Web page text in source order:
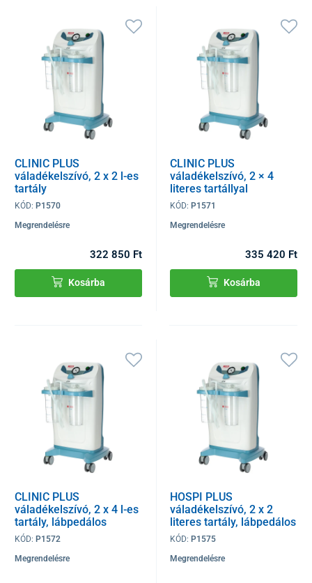
CLINIC PLUS
váladékelszívó, 2 x 2 l-es
tartály
KÓD: P1570
Megrendelésre
322 850 Ft
Kosárba
CLINIC PLUS
váladékelszívó, 2 × 4
literes tartállyal
KÓD:P1571
Megrendelésre
335 420 Ft
Kosárba
CLINIC PLUS
váladékelszívó, 2 x 4 l-es
tartály, lábpedálos
vezérléssel
KÓD: P1572
Megrendelésre
HOSPI PLUS
váladékelszívó, 2 x 2
literes tartály, lábpedálos
vezérléssel
KÓD:P1575
Megrendelésre